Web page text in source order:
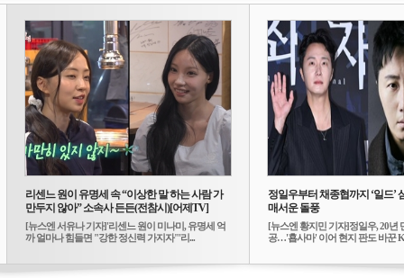
리센느 원이 유명세 속 “이상한 말 하는 사람 가
만두지 않아” 소속사 든든(전참시)[어제TV]
[뉴스엔 서유나 기자]'리센느 원이 미나미, 유명세 억
까 얼마나 힘들면 "강한 정신력 가지자"'리...
정일우부터 채종협까지 ‘일드’
매서운 돌풍
[뉴스엔 황지민 기자]정일우, 20년
공…'횹사마' 이어 현지 판도 바꾼